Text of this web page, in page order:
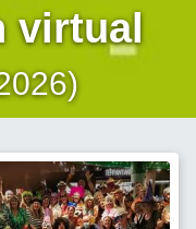
virtual